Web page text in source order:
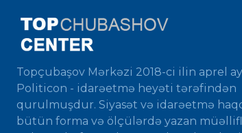
Topçubaşov Mərkəzi 2018-ci ilin aprel
Politicon - idarəetmə heyəti tərəfindən
qurulmuşdur. Siyasət və idarəetmə
bütün forma və ölçülərdə yazan